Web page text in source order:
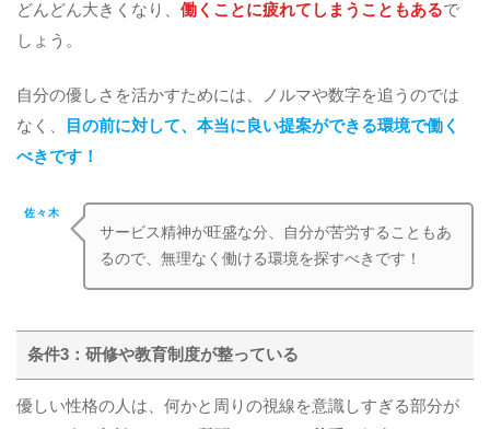
どんどん大きくなり、 働くことに疲れてしまうこともあるで
しょう。
自分の優しさを活かすためには、ノルマや数字を追うのでは
なく、
目の前に対して、本当に良い提案ができる環境で働く
べきです！
佐々木
サービス精神が旺盛な分、自分が苦労することもあ
るので、無理なく働ける環境を探すべきです！
条件3：研修や教育制度が整っている
優しい性格の人は、何かと周りの視線を意識しすぎる部分が